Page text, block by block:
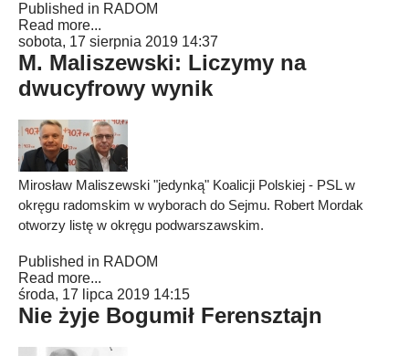
Published in RADOM
Read more...
sobota, 17 sierpnia 2019 14:37
M. Maliszewski: Liczymy na
dwucyfrowy wynik
Mirosław Maliszewski "jedynką" Koalicji Polskiej - PSL w
okręgu radomskim w wyborach do Sejmu. Robert Mordak
otworzy listę w okręgu podwarszawskim.
Published in RADOM
Read more...
środa, 17 lipca 2019 14:15
Nie żyje Bogumił Ferensztajn